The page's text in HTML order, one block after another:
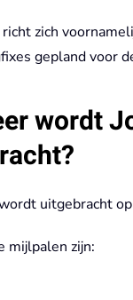
zich
gepland voor
wordt
uitgebracht op
mijlpalen zijn: